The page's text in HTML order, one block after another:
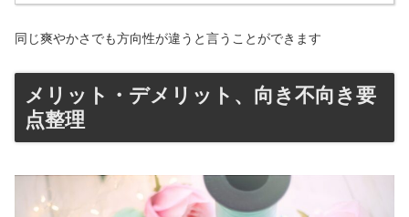
同じ爽やかさでも方向性が違うと言うことができます
メリット・デメリット、向き不向き要
点整理